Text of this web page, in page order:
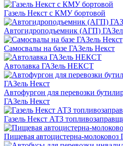
Газель Некст с КМУ бортовой
Автогидроподъемник (АГП)
Самосвалы на базе ГАЗель Некст
Автолавка ГАЗель НЕКСТ
Автофургон для перевозки
ГАЗель Некст
Газель Некст АТЗ
Пищевая автоцистерна-